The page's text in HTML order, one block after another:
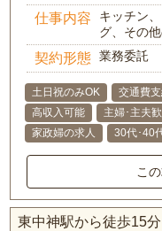
仕事内容
キッチン
グ、その
契約形態 業務委託
土日祝のみOK 交通費
高収入可能
主婦･主夫
家政婦の求人
30代･40
こ
東中神駅から徒歩15